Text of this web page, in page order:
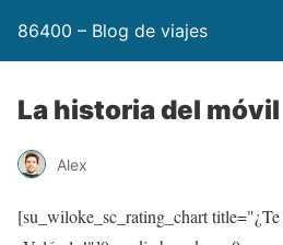
86400 – Blog de viajes
La historia del móvil
Alex
[su_wiloke_sc_rating_chart